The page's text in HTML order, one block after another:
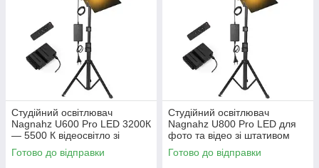
Студійний освітлювач
Nagnahz U600 Pro LED 3200К
— 5500 К відеосвітло зі
штативом
Готово до відправки
Студійний освітлювач
Nagnahz U800 Pro LED для
фото та відео зі штативом
Готово до відправки